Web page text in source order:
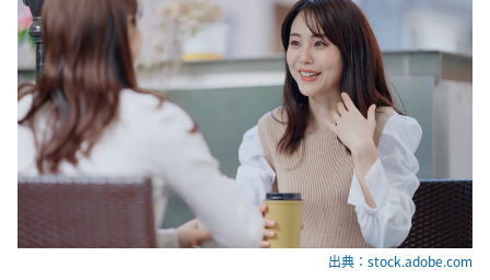
出典：stock.adobe.com